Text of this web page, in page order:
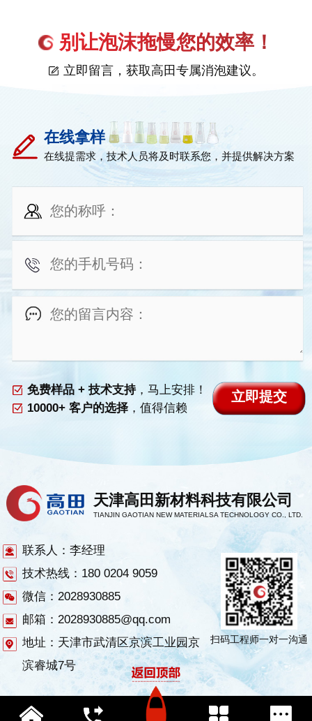
别让泡沫拖慢您的效率！
立即留言，获取高田专属消泡建议。
在线拿样
在线提需求，技术人员将及时联系您，并提供解决方案
免费样品 + 技术支持，马上安排！
10000+ 客户的选择，值得信赖
天津高田新材料科技有限公司
TIANJIN GAOTIAN NEW MATERIALSA TECHNOLOGY CO., LTD.
联系人：李经理
技术热线：180 0204 9059
微信：2028930885
邮箱：2028930885@qq.com
地址：天津市武清区京滨工业园京
滨睿城7号
扫码工程师一对一沟通